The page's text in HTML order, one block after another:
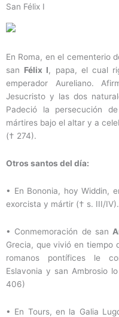
San Félix I
En Roma, en el cementerio
san Félix I, papa, el cual
emperador Aureliano.
Jesucristo y las dos
Padeció la persecución
mártires bajo el altar y a
(† 274).
Otros santos del día:
• En Bononia, hoy Widdin,
exorcista y mártir († s. III/IV).
• Conmemoración de san
Grecia, que vivió en tiempo
romanos pontífices le
Eslavonia y san Ambrosio
406)
• En Tours, en la Galia